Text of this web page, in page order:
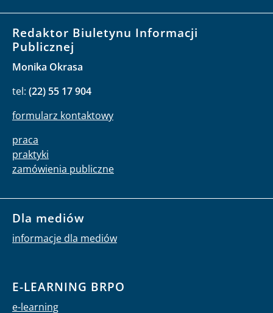
Redaktor Biuletynu Informacji
Publicznej
Monika Okrasa
tel: (22) 55 17 904
formularz kontaktowy
praca
praktyki
zamówienia publiczne
Dla mediów
informacje dla mediów
E-LEARNING BRPO
e-learning